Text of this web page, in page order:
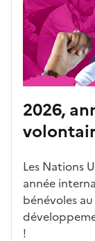
2026,
Les Nations
année
bénévoles
!